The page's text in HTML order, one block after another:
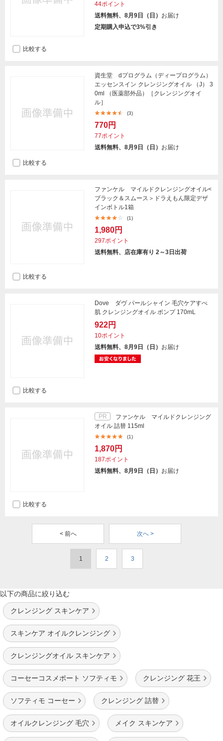
44ポイント
送料無料、8月9日（日） お届け
定期購入申込で3%引き
比較する
資生堂 dプログラム（ディープログラム）
エッセンスイン クレンジングオイル （J） 3
0ml （医薬部外品）［クレンジングオイ
ル］
(3)
770円
77ポイント
送料無料、8月9日（日） お届け
比較する
ファンケル マイルドクレンジングオイル<
ブラック＆スムース＞ドラえもん限定デザ
インボトル1箱
(1)
1,980円
297ポイント
送料無料、店在庫有り 2～3日出荷
比較する
Dove ダヴ パールシャイン 毛穴ケアすべ
肌 クレンジングオイル ポンプ 170mL
922円
10ポイント
送料無料、8月9日（日） お届け
比較する
PR
ファンケル マイルドクレンジング
オイル 詰替 115ml
(1)
1,870円
187ポイント
送料無料、8月9日（日） お届け
比較する
< 前へ 次へ >
1 2 3
以下の商品に絞り込む
クレンジング スキンケア
スキンケア オイルクレンジング
クレンジングオイル スキンケア
コーセーコスメポート ソフティモ クレンジング 花王
ソフティモ コーセー クレンジング 詰替
オイルクレンジング 毛穴 メイク スキンケア